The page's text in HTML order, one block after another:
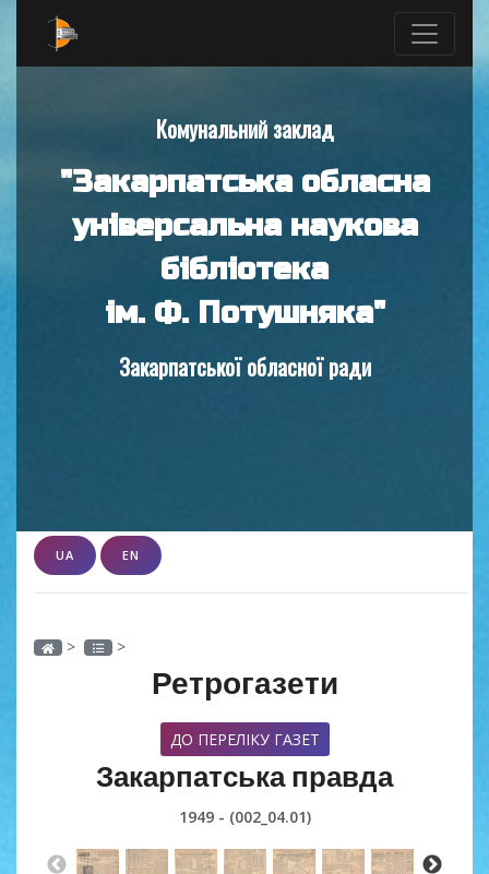
Комунальний заклад
"Закарпатська обласна
універсальна наукова
бібліотека
ім. Ф. Потушняка"
Закарпатської обласної ради
UA EN
> >
Ретрогазети
ДО ПЕРЕЛІКУ ГАЗЕТ
Закарпатська правда
1949 - (002_04.01)